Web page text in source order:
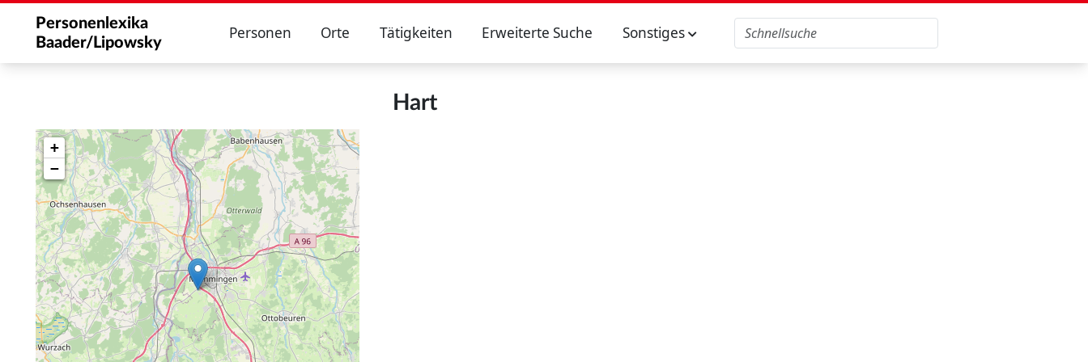
Personenlexika
Baader/Lipowsky
Personen Orte Tätigkeiten Erweiterte Suche Sonstiges
Hart
+
−